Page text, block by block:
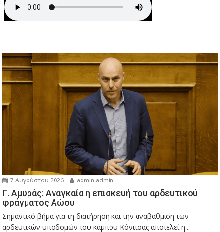
7 Αυγούστου 2026 admin admin
Γ. Αμυράς: Αναγκαία η επισκευή του αρδευτικού
φράγματος Αώου
Σημαντικό βήμα για τη διατήρηση και την αναβάθμιση των
αρδευτικών υποδομών του κάμπου Κόνιτσας αποτελεί η...